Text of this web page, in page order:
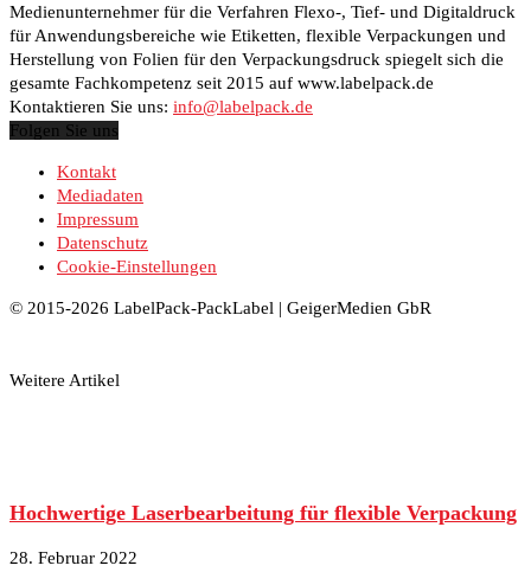
Medienunternehmer für die Verfahren Flexo-, Tief- und Digitaldruck
für Anwendungsbereiche wie Etiketten, flexible Verpackungen und
Herstellung von Folien für den Verpackungsdruck spiegelt sich die
gesamte Fachkompetenz seit 2015 auf www.labelpack.de
Kontaktieren Sie uns: info@labelpack.de
Folgen Sie uns
Kontakt
Mediadaten
Impressum
Datenschutz
Cookie-Einstellungen
© 2015-2026 LabelPack-PackLabel | GeigerMedien GbR
Weitere Artikel
Hochwertige Laserbearbeitung für flexible Verpackung
28. Februar 2022